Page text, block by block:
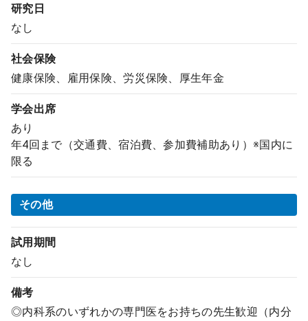
研究日
なし
社会保険
健康保険、雇用保険、労災保険、厚生年金
学会出席
あり
年4回まで（交通費、宿泊費、参加費補助あり）※国内に
限る
その他
試用期間
なし
備考
◎内科系のいずれかの専門医をお持ちの先生歓迎（内分